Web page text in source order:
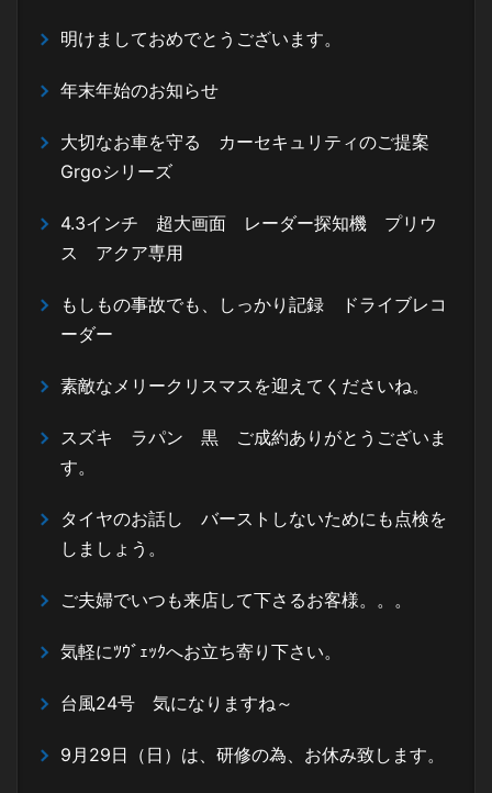
明けましておめでとうございます。
年末年始のお知らせ
大切なお車を守る カーセキュリティのご提案
Grgoシリーズ
4.3インチ 超大画面 レーダー探知機 プリウ
ス アクア専用
もしもの事故でも、しっかり記録 ドライブレコ
ーダー
素敵なメリークリスマスを迎えてくださいね。
スズキ ラパン 黒 ご成約ありがとうございま
す。
タイヤのお話し バーストしないためにも点検を
しましょう。
ご夫婦でいつも来店して下さるお客様。。。
気軽にﾂｳﾞｪｯｸへお立ち寄り下さい。
台風24号 気になりますね～
9月29日（日）は、研修の為、お休み致します。